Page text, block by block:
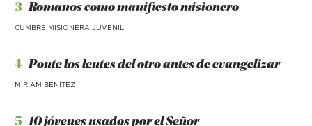
3 Romanos como manifiesto misionero
CUMBRE MISIONERA JUVENIL
4 Ponte los lentes del otro antes de evangelizar
MIRIAM BENÍTEZ
5 10 jóvenes usados por el Señor